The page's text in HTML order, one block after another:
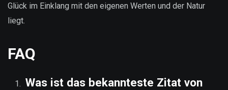
Glück im Einklang mit den eigenen Werten und der Natur
liegt.
FAQ
Was ist das bekannteste Zitat von